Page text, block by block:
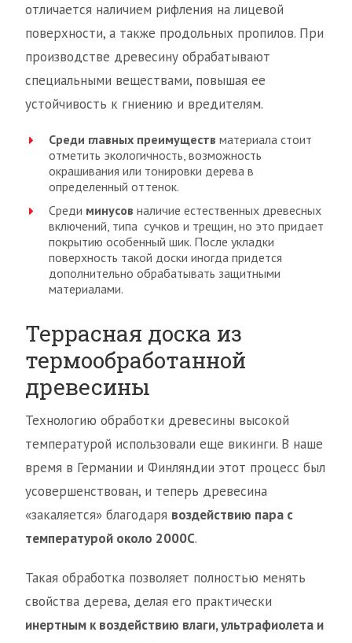
отличается наличием рифления на лицевой
поверхности, а также продольных пропилов. При
производстве древесину обрабатывают
специальными веществами, повышая ее
устойчивость к гниению и вредителям.
Среди главных преимуществ материала стоит
отметить экологичность, возможность
окрашивания или тонировки дерева в
определенный оттенок.
Среди минусов наличие естественных древесных
включений, типа сучков и трещин, но это придает
покрытию особенный шик. После укладки
поверхность такой доски иногда придется
дополнительно обрабатывать защитными
материалами.
Террасная доска из
термообработанной
древесины
Технологию обработки древесины высокой
температурой использовали еще викинги. В наше
время в Германии и Финляндии этот процесс был
усовершенствован, и теперь древесина
«закаляется» благодаря воздействию пара с
температурой около 2000С.
Такая обработка позволяет полностью менять
свойства дерева, делая его практически
инертным к воздействию влаги, ультрафиолета и